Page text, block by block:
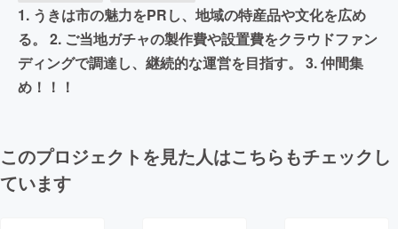
1. うきは市の魅力をPRし、地域の特産品や文化を広め
る。 2. ご当地ガチャの製作費や設置費をクラウドファン
ディングで調達し、継続的な運営を目指す。 3. 仲間集
め！！！
このプロジェクトを見た人はこちらもチェックし
ています